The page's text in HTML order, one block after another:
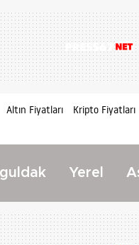
Altın Fiyatları
Kripto Fiyatları
Yerel